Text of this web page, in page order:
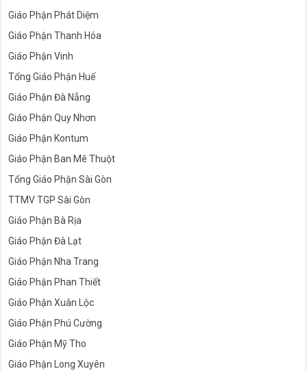
Giáo Phận Phát Diệm
Giáo Phận Thanh Hóa
Giáo Phận Vinh
Tổng Giáo Phận Huế
Giáo Phận Đà Nẵng
Giáo Phận Quy Nhơn
Giáo Phận Kontum
Giáo Phận Ban Mê Thuột
Tổng Giáo Phận Sài Gòn
TTMV TGP Sài Gòn
Giáo Phận Bà Rịa
Giáo Phận Đà Lạt
Giáo Phận Nha Trang
Giáo Phận Phan Thiết
Giáo Phận Xuân Lộc
Giáo Phận Phú Cường
Giáo Phận Mỹ Tho
Giáo Phận Long Xuyên